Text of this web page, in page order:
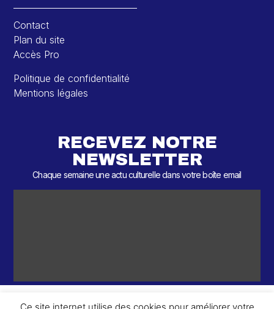
Contact
Plan du site
Accès Pro
Politique de confidentialité
Mentions légales
RECEVEZ NOTRE
NEWSLETTER
Chaque semaine une actu culturelle dans votre boîte email